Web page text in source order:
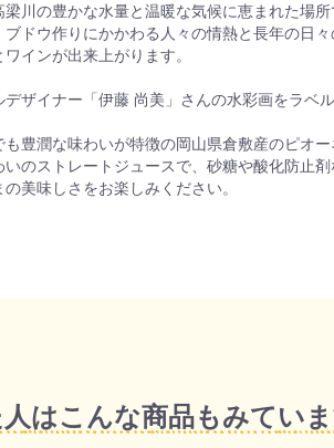
川の豊かな水量と温暖な気候に恵まれた場所
ドウ作りにかかわる人々の情熱と長年の日々
インが出来上がります。
ザイナー「伊藤 尚美」さんの水彩画をラベ
豊潤な味わいが特徴の岡山県倉敷産のピオー
のストレートジュースで、砂糖や酸化防止剤
美味しさをお楽しみください。
はこんな商品もみてい